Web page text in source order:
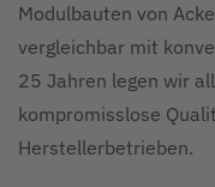
Modulbauten von
vergleichbar mit
25 Jahren legen wir
kompromisslose
Herstellerbetrieben.